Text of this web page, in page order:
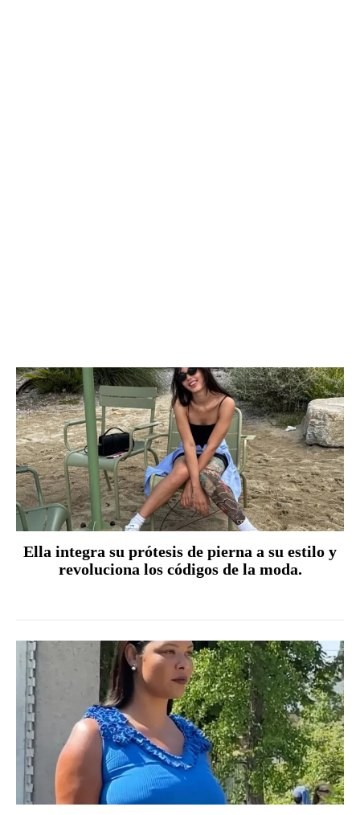
Ella integra su prótesis de pierna a su estilo y
revoluciona los códigos de la moda.